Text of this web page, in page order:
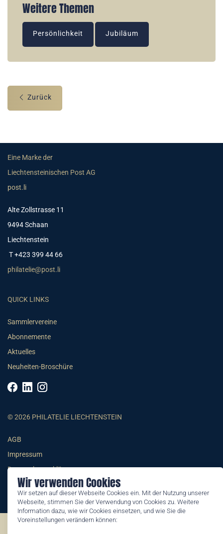
Wir verwenden Cookies
Wir setzen auf dieser Webseite Cookies ein. Mit der Nutzung unserer
Webseite, stimmen Sie der Verwendung von Cookies zu. Weitere
Information dazu, wie wir Cookies einsetzen, und wie Sie die
Voreinstellungen verändern können:
Weitere Themen
Persönlichkeit Jubiläum
Zurück
Eine Marke der
Liechtensteinischen Post AG
post.li
Alte Zollstrasse 11
9494 Schaan
Liechtenstein
T +423 399 44 66
philatelie@post.li
QUICK LINKS
Sammlervereine
Abonnemente
Aktuelles
Neuheiten-Broschüre
© 2026 PHILATELIE LIECHTENSTEIN
AGB
Impressum
Datenschutzerklärung